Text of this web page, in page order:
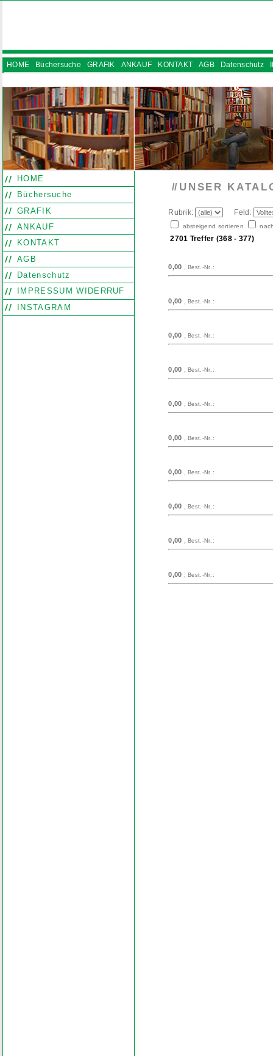
HOME Büchersuche GRAFIK ANKAUF KONTAKT AGB Datenschutz
HOME
Büchersuche
GRAFIK
ANKAUF
KONTAKT
AGB
Datenschutz
IMPRESSUM WIDERRUF
INSTAGRAM
// UNSER
Rubrik: Feld:
absteigend sortieren
2701 Treffer (368 - 377)
0,00 ,Best.-Nr.:
0,00 ,Best.-Nr.:
0,00 ,Best.-Nr.:
0,00 ,Best.-Nr.:
0,00 ,Best.-Nr.:
0,00 ,Best.-Nr.:
0,00 ,Best.-Nr.:
0,00 ,Best.-Nr.:
0,00 ,Best.-Nr.:
0,00 ,Best.-Nr.: